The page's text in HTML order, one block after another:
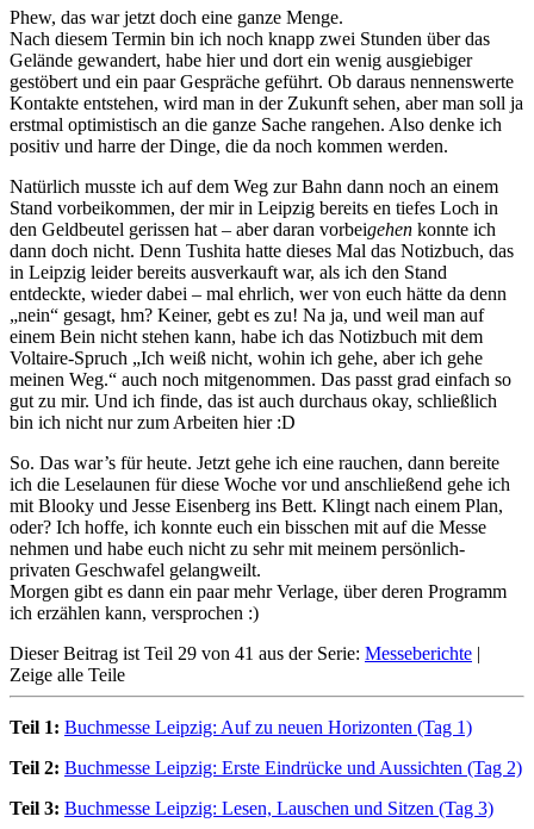
Phew, das war jetzt doch eine ganze Menge.
Nach diesem Termin bin ich noch knapp zwei Stunden über das
Gelände gewandert, habe hier und dort ein wenig ausgiebiger
gestöbert und ein paar Gespräche geführt. Ob daraus nennenswerte
Kontakte entstehen, wird man in der Zukunft sehen, aber man soll ja
erstmal optimistisch an die ganze Sache rangehen. Also denke ich
positiv und harre der Dinge, die da noch kommen werden.
Natürlich musste ich auf dem Weg zur Bahn dann noch an einem
Stand vorbeikommen, der mir in Leipzig bereits en tiefes Loch in
den Geldbeutel gerissen hat – aber daran vorbeigehen konnte ich
dann doch nicht. Denn Tushita hatte dieses Mal das Notizbuch, das
in Leipzig leider bereits ausverkauft war, als ich den Stand
entdeckte, wieder dabei – mal ehrlich, wer von euch hätte da denn
„nein“ gesagt, hm? Keiner, gebt es zu! Na ja, und weil man auf
einem Bein nicht stehen kann, habe ich das Notizbuch mit dem
Voltaire-Spruch „Ich weiß nicht, wohin ich gehe, aber ich gehe
meinen Weg.“ auch noch mitgenommen. Das passt grad einfach so
gut zu mir. Und ich finde, das ist auch durchaus okay, schließlich
bin ich nicht nur zum Arbeiten hier :D
So. Das war’s für heute. Jetzt gehe ich eine rauchen, dann bereite
ich die Leselaunen für diese Woche vor und anschließend gehe ich
mit Blooky und Jesse Eisenberg ins Bett. Klingt nach einem Plan,
oder? Ich hoffe, ich konnte euch ein bisschen mit auf die Messe
nehmen und habe euch nicht zu sehr mit meinem persönlich-
privaten Geschwafel gelangweilt.
Morgen gibt es dann ein paar mehr Verlage, über deren Programm
ich erzählen kann, versprochen :)
Dieser Beitrag ist Teil 29 von 41 aus der Serie: Messeberichte |
Zeige alle Teile
Teil 1: Buchmesse Leipzig: Auf zu neuen Horizonten (Tag 1)
Teil 2: Buchmesse Leipzig: Erste Eindrücke und Aussichten (Tag 2)
Teil 3: Buchmesse Leipzig: Lesen, Lauschen und Sitzen (Tag 3)